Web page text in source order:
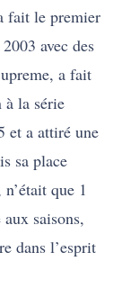
fait le premier
avec des
a fait
à la série
et a attiré une
sa place
que 1
saisons,
dans l’esprit